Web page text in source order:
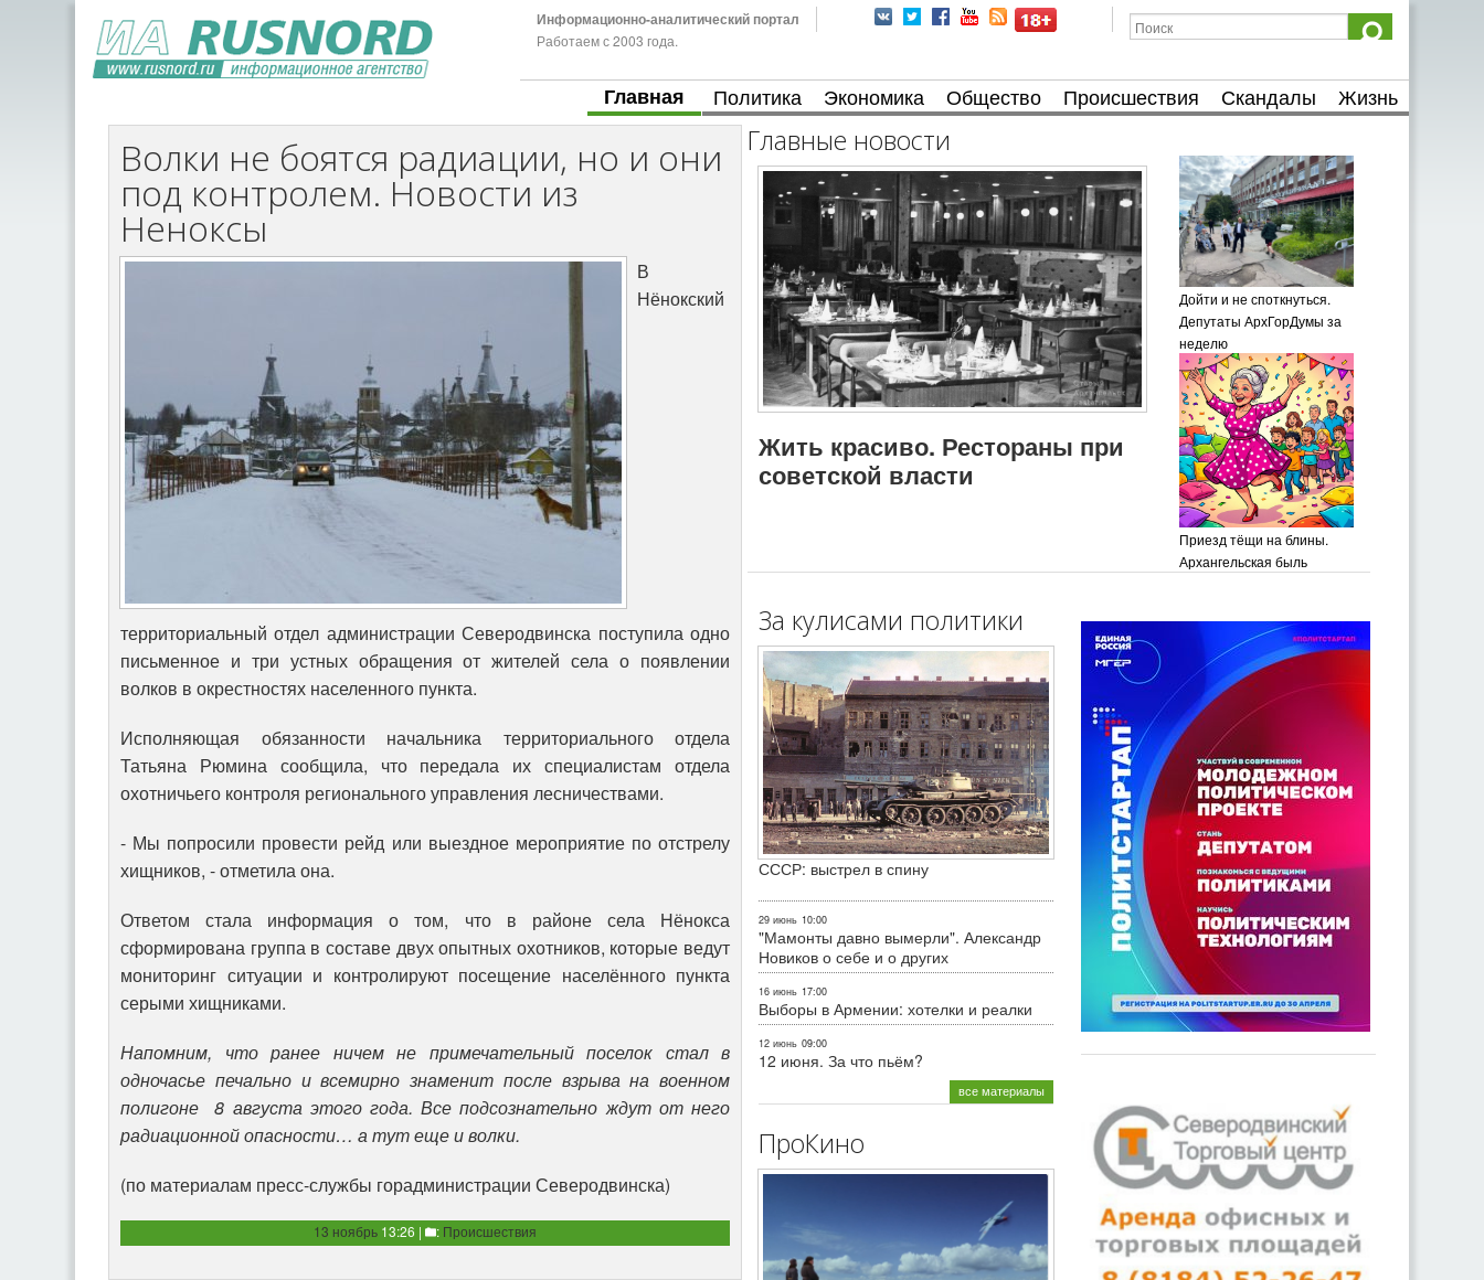
Информационно-аналитический портал
Работаем с 2003 года.
Главная Политика Экономика Общество Происшествия Скандалы Жизнь
Волки не боятся радиации, но и они
под контролем. Новости из
Неноксы
В
Нёнокский
территориальный отдел администрации Северодвинска поступила одно
письменное и три устных обращения от жителей села о появлении
волков в окрестностях населенного пункта.
Исполняющая обязанности начальника территориального отдела
Татьяна Рюмина сообщила, что передала их специалистам отдела
охотничьего контроля регионального управления лесничествами.
- Мы попросили провести рейд или выездное мероприятие по отстрелу
хищников, - отметила она.
Ответом стала информация о том, что в районе села Нёнокса
сформирована группа в составе двух опытных охотников, которые ведут
мониторинг ситуации и контролируют посещение населённого пункта
серыми хищниками.
Напомним, что ранее ничем не примечательный поселок стал в
одночасье печально и всемирно знаменит после взрыва на военном
полигоне 8 августа этого года. Все подсознательно ждут от него
радиационной опасности… а тут еще и волки.
(по материалам пресс-службы горадминистрации Северодвинска)
13 ноябрь 13:26 | : Происшествия
Главные новости
Жить красиво. Рестораны при
советской власти
Дойти и не споткнуться.
Депутаты АрхГорДумы за
неделю
Приезд тёщи на блины.
Архангельская быль
За кулисами политики
СССР: выстрел в спину
29 июнь 10:00
"Мамонты давно вымерли". Александр
Новиков о себе и о других
16 июнь 17:00
Выборы в Армении: хотелки и реалки
12 июнь 09:00
12 июня. За что пьём?
все материалы
ПроКино